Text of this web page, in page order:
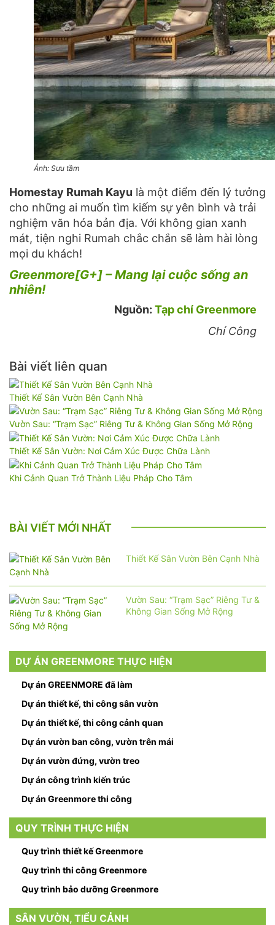
Ảnh: Sưu tầm
Homestay Rumah Kayu là một điểm đến lý tưởng
cho những ai muốn tìm kiếm sự yên bình và trải
nghiệm văn hóa bản địa. Với không gian xanh
mát, tiện nghi Rumah chắc chắn sẽ làm hài lòng
mọi du khách!
Greenmore[G+] – Mang lại cuộc sống an
nhiên!
Nguồn: Tạp chí Greenmore
Chí Công
Bài viết liên quan
Thiết Kế Sân Vườn Bên Cạnh Nhà
Vườn Sau: “Trạm Sạc” Riêng Tư & Không Gian Sống Mở Rộng
Thiết Kế Sân Vườn: Nơi Cảm Xúc Được Chữa Lành
Khi Cảnh Quan Trở Thành Liệu Pháp Cho Tâm
BÀI VIẾT MỚI NHẤT
Thiết Kế Sân Vườn Bên Cạnh Nhà
Vườn Sau: “Trạm Sạc” Riêng Tư &
Không Gian Sống Mở Rộng
DỰ ÁN GREENMORE THỰC HIỆN
Dự án GREENMORE đã làm
Dự án thiết kế, thi công sân vườn
Dự án thiết kế, thi công cảnh quan
Dự án vườn ban công, vườn trên mái
Dự án vườn đứng, vườn treo
Dự án công trình kiến trúc
Dự án Greenmore thi công
QUY TRÌNH THỰC HIỆN
Quy trình thiết kế Greenmore
Quy trình thi công Greenmore
Quy trình bảo dưỡng Greenmore
SÂN VƯỜN, TIỂU CẢNH